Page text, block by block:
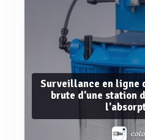
Surveillance en ligne
brute d'une station